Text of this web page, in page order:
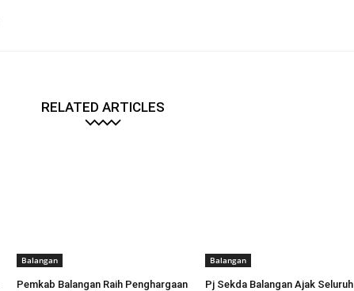
RELATED ARTICLES
Balangan
Pemkab Balangan Raih Penghargaan
Balangan
Pj Sekda Balangan Ajak Seluruh